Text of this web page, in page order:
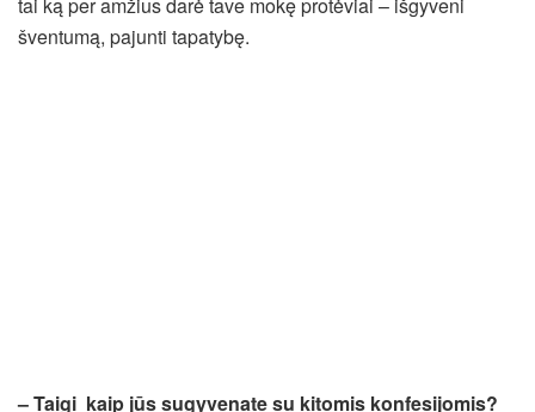
šventumą, pajunti tapatybę.
– Taigi kaip jūs sugyvenate su kitomis konfesijomis?